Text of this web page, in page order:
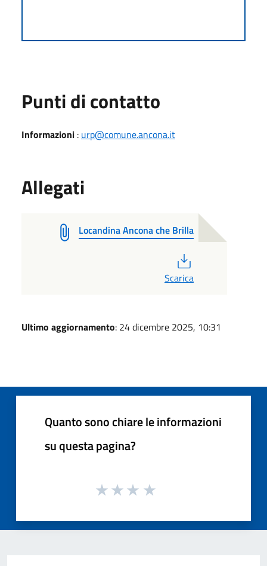
Punti di contatto
Informazioni : urp@comune.ancona.it
Allegati
Locandina Ancona che Brilla
Scarica
Ultimo aggiornamento: 24 dicembre 2025, 10:31
Quanto sono chiare le informazioni
su questa pagina?